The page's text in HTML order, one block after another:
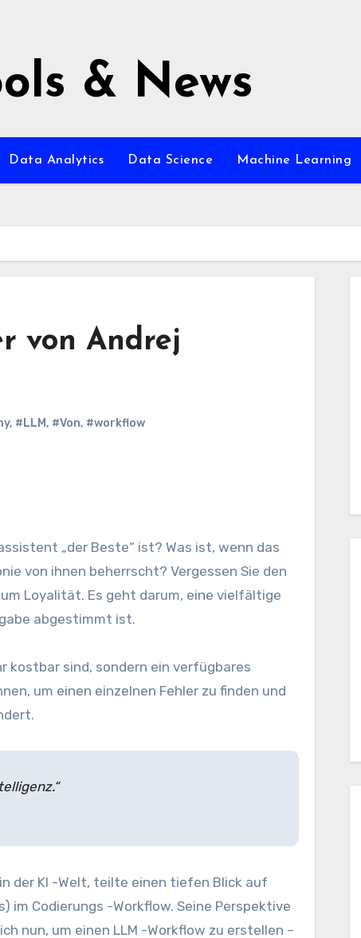
& News
Data Analytics Data Science Machine Learning
von Andrej
, #LLM, #Von, #workflow
von ihnen beherrscht? Vergessen Sie den
Loyalität. Es geht darum, eine vielfältige
abgestimmt ist.
kostbar sind, sondern ein verfügbares
um einen einzelnen Fehler zu finden und
der KI -Welt, teilte einen tiefen Blick auf
im Codierungs -Workflow. Seine Perspektive
nun, um einen LLM -Workflow zu erstellen –